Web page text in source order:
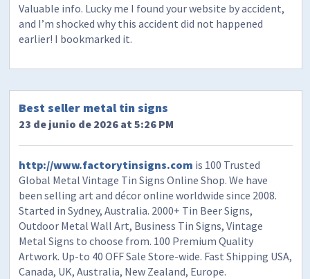
Valuable info. Lucky me I found your website by accident,
and I’m shocked why this accident did not happened
earlier! I bookmarked it.
Best seller metal tin signs
23 de junio de 2026 at 5:26 PM
http://www.factorytinsigns.com is 100 Trusted
Global Metal Vintage Tin Signs Online Shop. We have
been selling art and décor online worldwide since 2008.
Started in Sydney, Australia. 2000+ Tin Beer Signs,
Outdoor Metal Wall Art, Business Tin Signs, Vintage
Metal Signs to choose from. 100 Premium Quality
Artwork. Up-to 40 OFF Sale Store-wide. Fast Shipping USA,
Canada, UK, Australia, New Zealand, Europe.